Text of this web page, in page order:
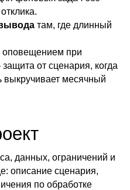
там, где длинный
оповещением при
от сценария, когда
выкручивает месячный
данных, ограничений и
описание сценария,
по обработке